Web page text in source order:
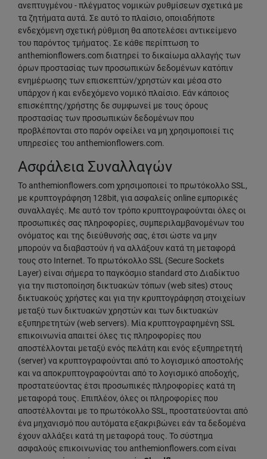
ανεπτυγμένου - πλέγματος νομικών ρυθμίσεων σχετικά με
τα ζητήματα αυτά. Σε αυτό το πλαίσιο, οποιαδήποτε
ενδεχόμενη σχετική ρύθμιση θα αποτελέσει αντικείμενο
του παρόντος τμήματος. Σε κάθε περίπτωση το
anthemionflowers.com διατηρεί το δικαίωμα αλλαγής των
όρων προστασίας των προσωπικών δεδομένων κατόπιν
ενημέρωσης των επισκεπτών/χρηστών και μέσα στο
υπάρχον ή και ενδεχόμενο νομικό πλαίσιο. Εάν κάποιος
επισκέπτης/χρήστης δε συμφωνεί με τους όρους
προστασίας των προσωπικών δεδομένων που
προβλέπονται στο παρόν οφείλει να μη χρησιμοποιεί τις
υπηρεσίες του anthemionflowers.com.
Ασφάλεια Συναλλαγών
To anthemionflowers.com χρησιμοποιεί το πρωτόκολλο SSL,
με κρυπτογράφηση 128bit, για ασφαλείς online εμπορικές
συναλλαγές. Με αυτό τον τρόπο κρυπτογραφούνται όλες οι
προσωπικές σας πληροφορίες, συμπεριλαμβανομένων του
ονόματος και της διεύθυνσής σας, έτσι ώστε να μην
μπορούν να διαβαστούν ή να αλλάξουν κατά τη μεταφορά
τους στο Internet. Το πρωτόκολλο SSL (Secure Sockets
Layer) είναι σήμερα το παγκόσμιο standard στο Διαδίκτυο
για την πιστοποίηση δικτυακών τόπων (web sites) στους
δικτυακούς χρήστες και για την κρυπτογράφηση στοιχείων
μεταξύ των δικτυακών χρηστών και των δικτυακών
εξυπηρετητών (web servers). Μία κρυπτογραφημένη SSL
επικοινωνία απαιτεί όλες τις πληροφορίες που
αποστέλλονται μεταξύ ενός πελάτη και ενός εξυπηρετητή
(server) να κρυπτογραφούνται από το λογισμικό αποστολής
και να αποκρυπτογραφούνται από το λογισμικό αποδοχής,
προστατεύοντας έτσι προσωπικές πληροφορίες κατά τη
μεταφορά τους. Επιπλέον, όλες οι πληροφορίες που
αποστέλλονται με το πρωτόκολλο SSL, προστατεύονται από
ένα μηχανισμό που αυτόματα εξακριβώνει εάν τα δεδομένα
έχουν αλλάξει κατά τη μεταφορά τους. Το σύστημα
ασφαλούς επικοινωνίας του anthemionflowers.com είναι